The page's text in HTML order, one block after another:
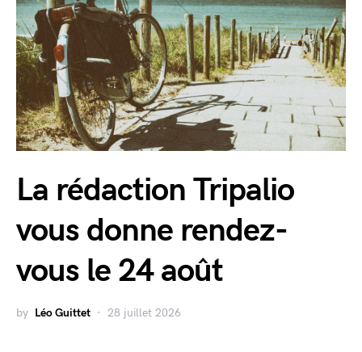
La rédaction Tripalio
vous donne rendez-
vous le 24 août
by Léo Guittet 28 juillet 2026